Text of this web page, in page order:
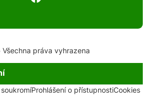
Všechna práva vyhrazena
Prohlášení o přístupnostiCookies